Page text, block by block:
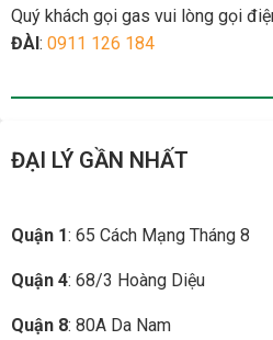
Quý khách gọi gas vui lòng gọi
ĐÀI: 0911 126 184
ĐẠI LÝ GẦN NHẤT
Quận 1: 65 Cách Mạng Tháng 8
Quận 4: 68/3 Hoàng Diệu
Quận 8: 80A Da Nam